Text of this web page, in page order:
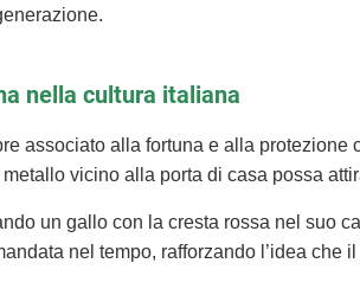
nella cultura italiana
associato alla fortuna e alla
vicino alla porta di casa possa
un gallo con la cresta rossa nel suo
nel tempo, rafforzando l’idea